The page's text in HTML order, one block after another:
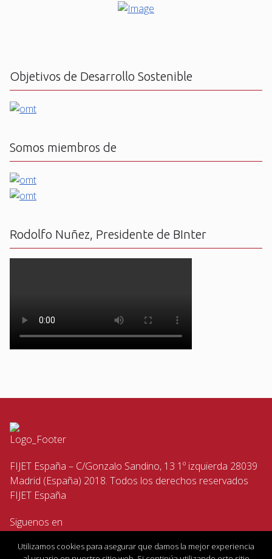
Objetivos de Desarrollo Sostenible
Somos miembros de
Rodolfo Nuñez, Presidente de BInter
FIJET España – C/Gonzalo Sandino, 13 1º izquierda 28039
Madrid (España) 2018. Todos los derechos reservados
FIJET España
Siguenos en
Utilizamos cookies para asegurar que damos la mejor experiencia